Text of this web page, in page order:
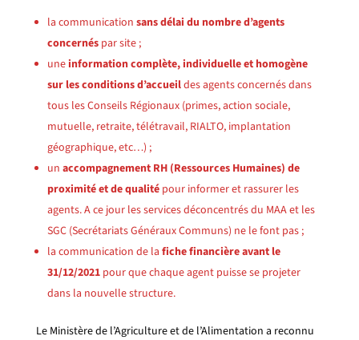
la communication sans délai du nombre d’agents
concernéspar site ;
une information complète, individuelle et homogène
sur les conditions d’accueildes agents concernés dans
tous les Conseils Régionaux (primes, action sociale,
mutuelle, retraite, télétravail, RIALTO, implantation
géographique, etc…) ;
un accompagnement RH (Ressources Humaines) de
proximité et de qualitépour informer et rassurer les
agents. A ce jour les services déconcentrés du MAA et les
SGC (Secrétariats Généraux Communs) ne le font pas ;
la communication de la fiche financièreavant le
31/12/2021pour que chaque agent puisse se projeter
dans la nouvelle structure.
Le Ministère de l’Agriculture et de l’Alimentation a reconnu